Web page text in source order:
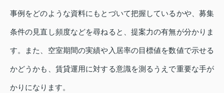
事例をどのような資料にもとづいて把握しているかや、募集
条件の見直し頻度などを尋ねると、提案力の有無が分かりま
す。また、空室期間の実績や入居率の目標値を数値で示せる
かどうかも、賃貸運用に対する意識を測るうえで重要な手が
かりになります。